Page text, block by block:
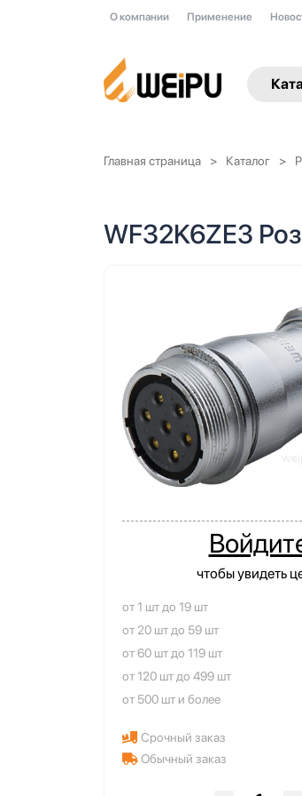
О компании Применение
Главная страница Каталог
WF32K6ZE3
чтобы увидеть
от 1 шт до 19 шт
от 20 шт до 59 шт
от 60 шт до 119 шт
от 120 шт до 499 шт
от 500 шт и более
Срочный заказ
Обычный заказ